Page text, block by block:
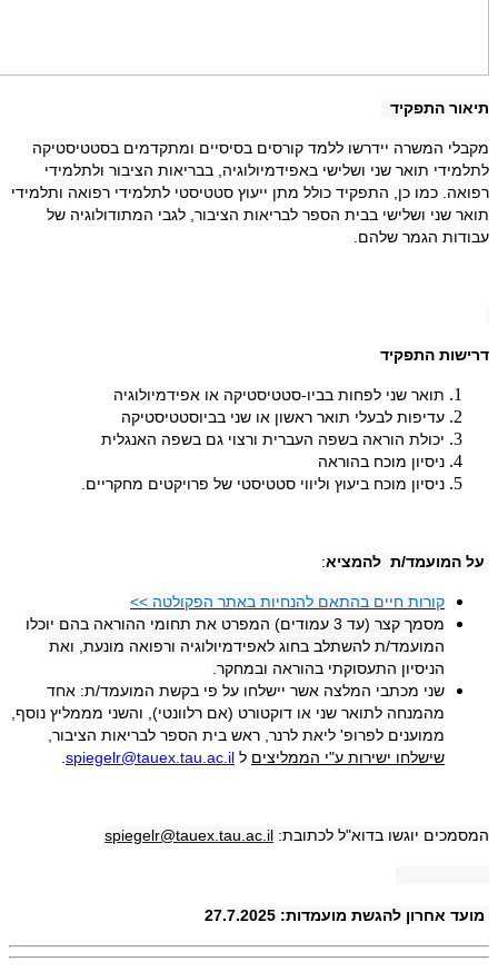
תיאור התפקיד
מקבלי המשרה יידרשו ללמד קורסים בסיסיים ומתקדמים בסטטיסטיקה
לתלמידי תואר שני ושלישי באפידמיולוגיה, בבריאות הציבור ולתלמידי
רפואה. כמו כן, התפקיד כולל מתן ייעוץ סטטיסטי לתלמידי רפואה ותלמידי
תואר שני ושלישי בבית הספר לבריאות הציבור, לגבי המתודולוגיה של
עבודות הגמר שלהם.
דרישות התפקיד
תואר שני לפחות בביו-סטטיסטיקה או אפידמיולוגיה
עדיפות לבעלי תואר ראשון או שני בביוסטטיסטיקה
יכולת הוראה בשפה העברית ורצוי גם בשפה האנגלית
ניסיון מוכח בהוראה
ניסיון מוכח ביעוץ וליווי סטטיסטי של פרויקטים מחקריים.
על המועמד/ת להמציא:
קורות חיים בהתאם להנחיות באתר הפקולטה >>
מסמך קצר (עד 3 עמודים) המפרט את תחומי ההוראה בהם יוכלו
המועמד/ת להשתלב בחוג לאפידמיולוגיה ורפואה מונעת, ואת
הניסיון התעסוקתי בהוראה ובמחקר.
שני מכתבי המלצה אשר יישלחו על פי בקשת המועמד/ת: אחד
מהמנחה לתואר שני או דוקטורט (אם רלוונטי), והשני מממליץ נוסף,
ממוענים לפרופ' ליאת לרנר, ראש בית הספר לבריאות הציבור,
שישלחו ישירות ע"י הממליצים ל spiegelr@tauex.tau.ac.il
המסמכים יוגשו בדוא"ל לכתובת: spiegelr@tauex.tau.ac.il
מועד אחרון להגשת מועמדות: 27.7.2025